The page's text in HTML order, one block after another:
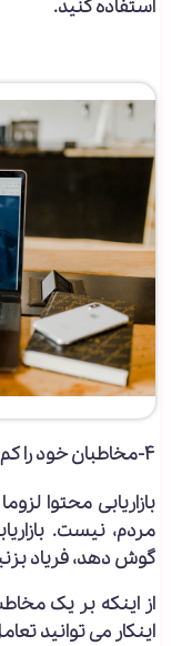
استفاده کنید.
۴-مخاطبان خود را کم کنید
بازاریابی محتوا
مردم، نیست.
گوش دهد، فریاد
از اینکه بر یک
اینکار می توانید